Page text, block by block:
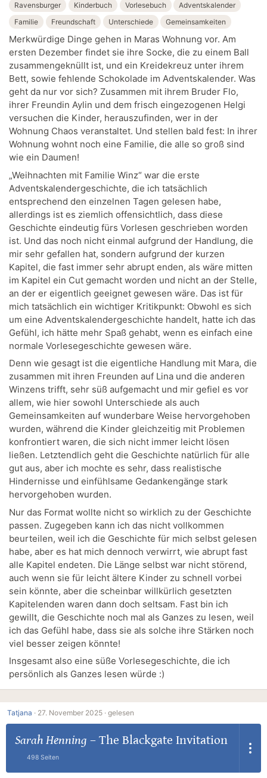
Ravensburger
Kinderbuch Vorlesebuch
Adventskalender
Familie
Freundschaft Unterschiede Gemeinsamkeiten
Merkwürdige Dinge gehen in Maras Wohnung vor. Am
ersten Dezember findet sie ihre Socke, die zu einem Ball
zusammengeknüllt ist, und ein Kreidekreuz unter ihrem
Bett, sowie fehlende Schokolade im Adventskalender. Was
geht da nur vor sich? Zusammen mit ihrem Bruder Flo,
ihrer Freundin Aylin und dem frisch eingezogenen Helgi
versuchen die Kinder, herauszufinden, wer in der
Wohnung Chaos veranstaltet. Und stellen bald fest: In ihrer
Wohnung wohnt noch eine Familie, die alle so groß sind
wie ein Daumen!
„Weihnachten mit Familie Winz“ war die erste
Adventskalendergeschichte, die ich tatsächlich
entsprechend den einzelnen Tagen gelesen habe,
allerdings ist es ziemlich offensichtlich, dass diese
Geschichte eindeutig fürs Vorlesen geschrieben worden
ist. Und das noch nicht einmal aufgrund der Handlung, die
mir sehr gefallen hat, sondern aufgrund der kurzen
Kapitel, die fast immer sehr abrupt enden, als wäre mitten
im Kapitel ein Cut gemacht worden und nicht an der Stelle,
an der er eigentlich geeignet gewesen wäre. Das ist für
mich tatsächlich ein wichtiger Kritikpunkt: Obwohl es sich
um eine Adventskalendergeschichte handelt, hatte ich das
Gefühl, ich hätte mehr Spaß gehabt, wenn es einfach eine
normale Vorlesegeschichte gewesen wäre.
Denn wie gesagt ist die eigentliche Handlung mit Mara, die
zusammen mit ihren Freunden auf Lina und die anderen
Winzens trifft, sehr süß aufgemacht und mir gefiel es vor
allem, wie hier sowohl Unterschiede als auch
Gemeinsamkeiten auf wunderbare Weise hervorgehoben
wurden, während die Kinder gleichzeitig mit Problemen
konfrontiert waren, die sich nicht immer leicht lösen
ließen. Letztendlich geht die Geschichte natürlich für alle
gut aus, aber ich mochte es sehr, dass realistische
Hindernisse und einfühlsame Gedankengänge stark
hervorgehoben wurden.
Nur das Format wollte nicht so wirklich zu der Geschichte
passen. Zugegeben kann ich das nicht vollkommen
beurteilen, weil ich die Geschichte für mich selbst gelesen
habe, aber es hat mich dennoch verwirrt, wie abrupt fast
alle Kapitel endeten. Die Länge selbst war nicht störend,
auch wenn sie für leicht ältere Kinder zu schnell vorbei
sein könnte, aber die scheinbar willkürlich gesetzten
Kapitelenden waren dann doch seltsam. Fast bin ich
gewillt, die Geschichte noch mal als Ganzes zu lesen, weil
ich das Gefühl habe, dass sie als solche ihre Stärken noch
viel besser zeigen könnte!
Insgesamt also eine süße Vorlesegeschichte, die ich
persönlich als Ganzes lesen würde :)
Tatjana · 27. November 2025 · gelesen
Sarah Henning – The Blackgate Invitation
498 Seiten